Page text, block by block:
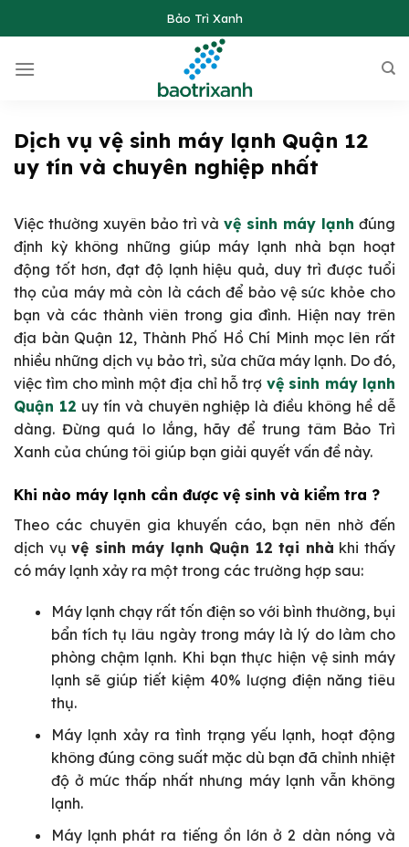
to
Bảo Trì Xanh
Dịch vụ vệ sinh máy lạnh Quận 12
uy tín và chuyên nghiệp nhất
Việc thường xuyên bảo trì vàvệ sinh máy lạnh đúng
định kỳ không những giúp máy lạnh nhà bạn hoạt
động tốt hơn, đạt độ lạnh hiệu quả, duy trì được tuổi
thọ của máy mà còn là cách để bảo vệ sức khỏe cho
bạn và các thành viên trong gia đình. Hiện nay trên
địa bàn Quận 12, Thành Phố Hồ Chí Minh mọc lên rất
nhiều những dịch vụ bảo trì, sửa chữa máy lạnh. Do đó,
việc tìm cho mình một địa chỉ hỗ trợ vệ sinh máy lạnh
Quận 12 uy tín và chuyên nghiệp là điều không hề dễ
dàng. Đừng quá lo lắng, hãy để trung tâm Bảo Trì
Xanh của chúng tôi giúp bạn giải quyết vấn đề này.
Khi nào máy lạnh cần được vệ sinh và kiểm tra ?
Theo các chuyên gia khuyến cáo, bạn nên nhờ đến
dịch vụvệ sinh máy lạnh Quận 12 tại nhà khi thấy
có máy lạnh xảy ra một trong các trường hợp sau:
Máy lạnh chạy rất tốn điện so với bình thường, bụi
bẩn tích tụ lâu ngày trong máy là lý do làm cho
phòng chậm lạnh. Khi bạn thực hiện vệ sinh máy
lạnh sẽ giúp tiết kiệm 40% lượng điện năng tiêu
thụ.
Máy lạnh xảy ra tình trạng yếu lạnh, hoạt động
không đúng công suất mặc dù bạn đã chỉnh nhiệt
độ ở mức thấp nhất nhưng máy lạnh vẫn không
lạnh.
Máy lạnh phát ra tiếng ồn lớn ở 2 dàn nóng và